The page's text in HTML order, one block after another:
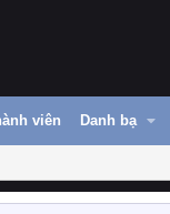
viên Danh bạ